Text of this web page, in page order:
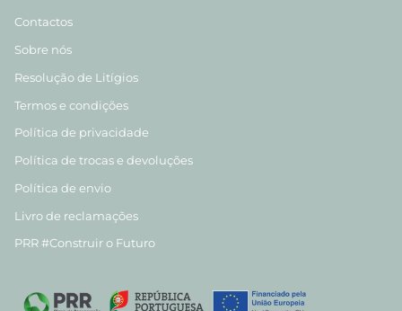
Contactos
Sobre nós
Resolução de Litígios
Termos e condições
Política de privacidade
Política de trocas e devoluções
Política de envio
Livro de reclamações
PRR #Construir o Futuro